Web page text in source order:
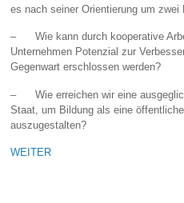
es nach seiner Orientierung um zwei
– Wie kann durch kooperative
Unternehmen Potenzial zur
Gegenwart erschlossen werden?
– Wie erreichen wir eine
Staat, um Bildung als eine
auszugestalten?
WEITER